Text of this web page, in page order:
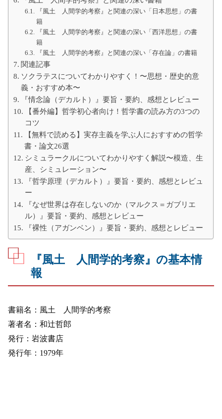
『風土 人間学的考察』と関連の深い「日本思想」の書
籍
『風土 人間学的考察』と関連の深い「西洋思想」の書
籍
『風土 人間学的考察』と関連の深い「存在論」の書籍
関連記事
ソクラテスについてわかりやすく！〜思想・歴史的意
義・おすすめ本〜
『情念論（デカルト）』要旨・要約、感想とレビュー
【番外編】哲学初心者向け！哲学書の読み方の3つの
コツ
【無料で読める】実存主義を学ぶ人におすすめの哲学
書・論文26選
シミュラークルについてわかりやすく解説〜模造、生
産、シミュレーション〜
『哲学原理（デカルト）』要旨・要約、感想とレビュ
ー
『なぜ世界は存在しないのか（マルクス＝ガブリエ
ル）』要旨・要約、感想とレビュー
『裸性（アガンベン）』要旨・要約、感想とレビュー
『風土 人間学的考察』の基本情
報
書籍名：風土 人間学的考察
著者名：和辻哲郎
発行：岩波書店
発行年：1979年